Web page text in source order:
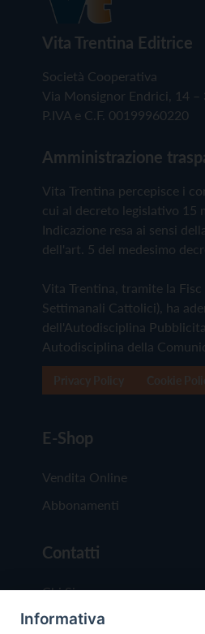
Vita Trentina Editrice
Società Cooperativa
Via Monsignor Endrici, 14 –
P.IVA e C.F. 00199960220
Amministrazione
Vita Trentina percepisce i
cui al decreto legislativo 15
Indicazione resa ai sensi
dell'art. 5 del medesimo
Vita Trentina, tramite la Fisc
Settimanali Cattolici), ha
dell'Autodisciplina
Autodisciplina della
E-Shop
Vendita Online
Abbonamenti
Contatti
Chi Siamo
Redazione
Informativa